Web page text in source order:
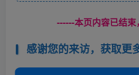
------本页内容已结
感谢您的来访，获取更